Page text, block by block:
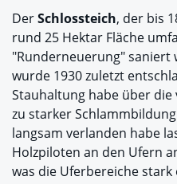
DerSchlossteich, der bis
rund 25 Hektar Fläche
"Runderneuerung" saniert
wurde 1930 zuletzt
Stauhaltung habe über
zu starker
langsam verlanden habe
Holzpiloten an den Ufern
was die Uferbereiche